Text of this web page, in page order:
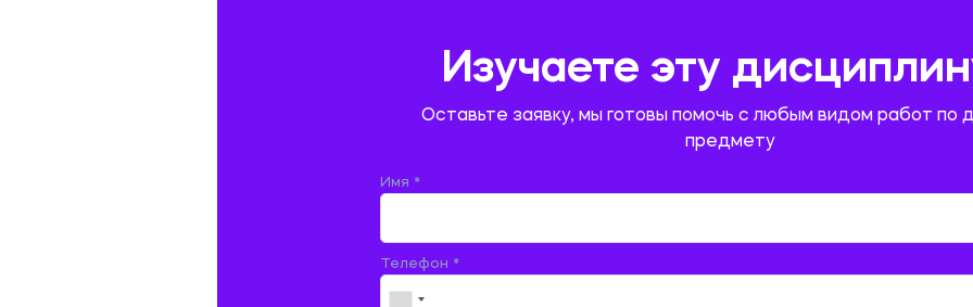
Изучаете эту
Оставьте заявку, мы готовы помочь с любым видом работ по
предмету
Имя *
Телефон *